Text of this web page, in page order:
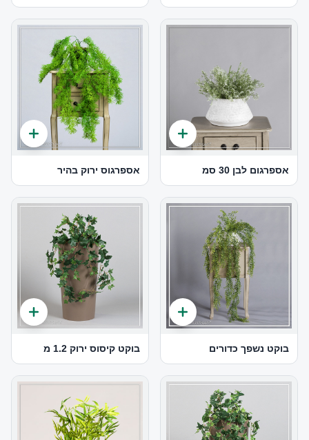
אספרגום לבן 30 סמ אספרגוס ירוק בהיר
בוקט נשפך כדורים בוקט קיסוס ירוק 1.2 מ